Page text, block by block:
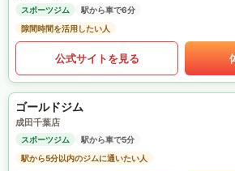
スポーツジム
駅から車で6分
隙間時間を活用したい人
公式サイトを見る
ゴールドジム
成田千葉店
スポーツジム
駅から車で5分
駅から5分以内のジムに通いたい人